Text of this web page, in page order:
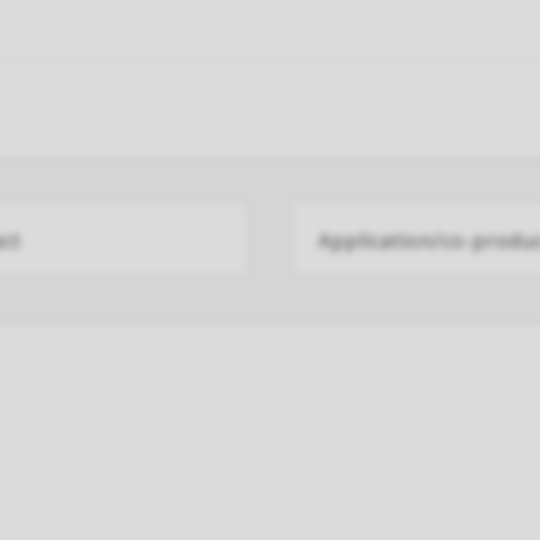
Application/co-